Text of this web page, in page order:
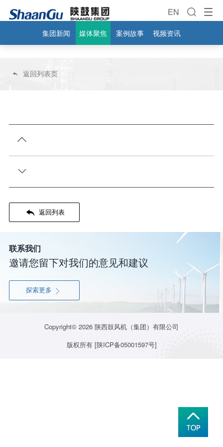
EN
集团新闻 媒体聚焦 案例故事 视频资讯
 返回列表页


 返回列表
联系我们
邀请您留下对我们的意见和建议
探索更多 
Copyright© 2026 陕西鼓风机（集团）有限公司
版权所有 [陕ICP备05001597号]